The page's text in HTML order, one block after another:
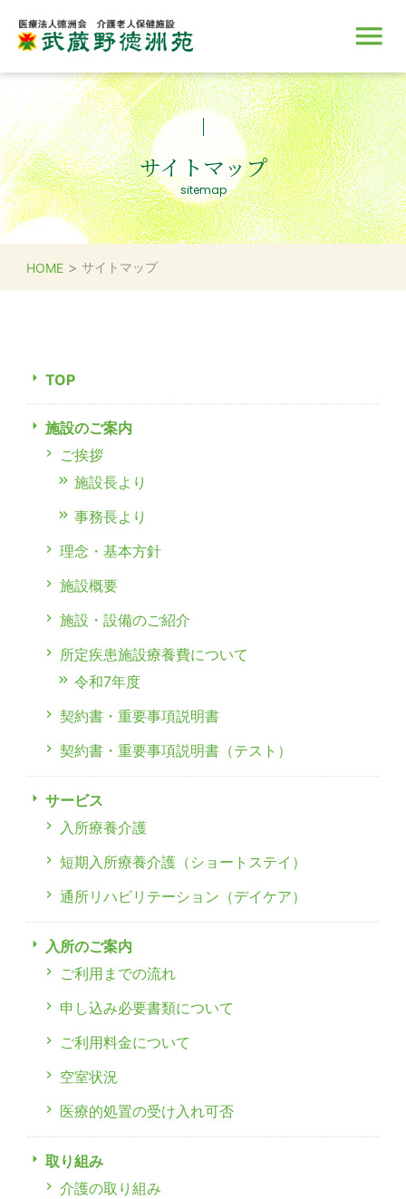
施設のご案内 サービス 入所のご案内 取り組み 採用情報
サイトマップ
sitemap
HOME > サイトマップ
TOP
施設のご案内
ご挨拶
施設長より
事務長より
理念・基本方針
施設概要
施設・設備のご紹介
所定疾患施設療養費について
令和7年度
契約書・重要事項説明書
契約書・重要事項説明書（テスト）
サービス
入所療養介護
短期入所療養介護（ショートステイ）
通所リハビリテーション（デイケア）
入所のご案内
ご利用までの流れ
申し込み必要書類について
ご利用料金について
空室状況
医療的処置の受け入れ可否
取り組み
介護の取り組み